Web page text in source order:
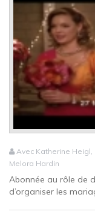
Avec Katherine Heigl,
Melora Hardin
Abonnée au rôle de
d’organiser les